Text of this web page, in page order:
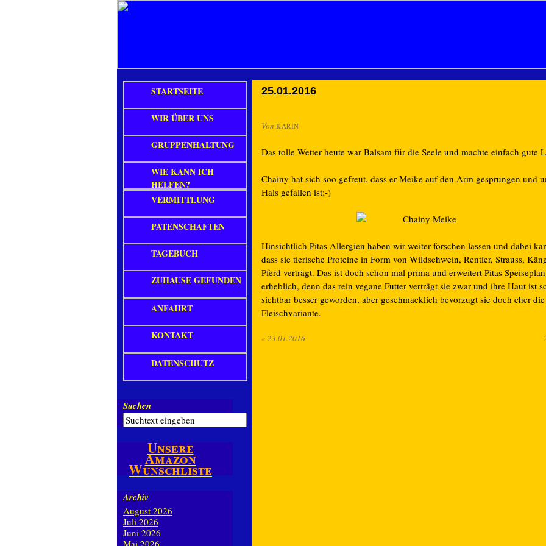
25.01.2016
Von KARIN
Das tolle Wetter heute war Balsam für die Seele und machte einfach gute
Chainy hat sich soo gefreut, dass er Meike auf den Arm gesprungen und
Hals gefallen ist;-)
Hinsichtlich Pitas Allergien haben wir weiter forschen lassen und dabei
dass sie tierische Proteine in Form von Wildschwein, Rentier, Strauss,
Pferd verträgt. Das ist doch schon mal prima und erweitert Pitas Speiseplan
erheblich, denn das rein vegane Futter verträgt sie zwar und ihre Haut ist
sichtbar besser geworden, aber geschmacklich bevorzugt sie doch eher die
Fleischvariante.
« 23.01.2016
STARTSEITE
WIR ÜBER UNS
GRUPPENHALTUNG
WIE KANN ICH
HELFEN?
VERMITTLUNG
PATENSCHAFTEN
TAGEBUCH
ZUHAUSE GEFUNDEN
ANFAHRT
KONTAKT
DATENSCHUTZ
Suchen
Unsere
Amazon
Wunschliste
Archiv
August 2026
Juli 2026
Juni 2026
Mai 2026